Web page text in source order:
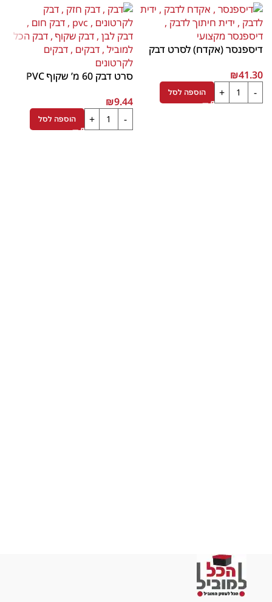
דיספנסר (אקדח) לסרט דבק
₪41.30
הוספה לסל
סרט דבק 60 מ’ שקוף PVC
₪9.44
הוספה לסל